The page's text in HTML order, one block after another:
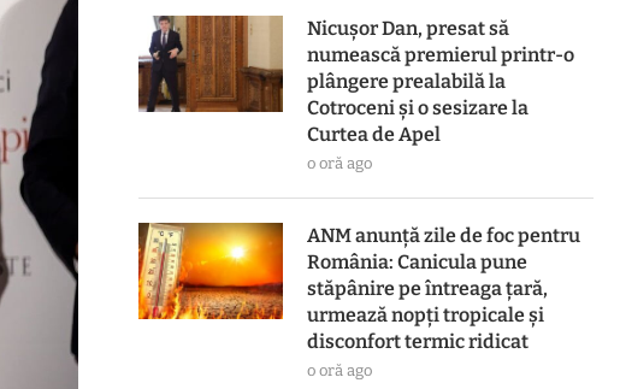
Nicușor Dan, presat să
numească premierul printr-o
plângere prealabilă la
Cotroceni și o sesizare la
Curtea de Apel
o oră ago
ANM anunță zile de foc pentru
România: Canicula pune
stăpânire pe întreaga țară,
urmează nopți tropicale și
disconfort termic ridicat
o oră ago